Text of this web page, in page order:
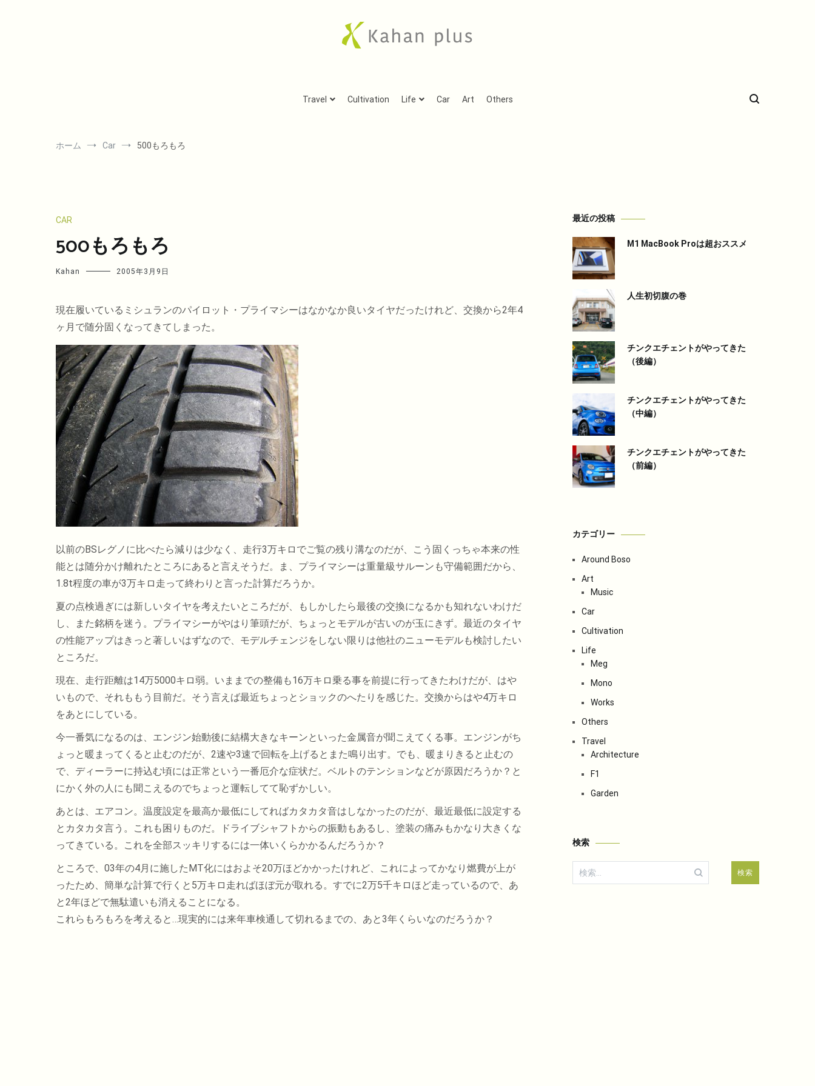
Travel
Cultivation Life Car Art Others
ホーム Car 500もろもろ
CAR
500もろもろ
Kahan 2005年3月9日
現在履いているミシュランのパイロット・プライマシーはなかなか良いタイヤだったけれど、交換から2年4
ヶ月で随分固くなってきてしまった。
以前のBSレグノに比べたら減りは少なく、走行3万キロでご覧の残り溝なのだが、こう固くっちゃ本来の性
能とは随分かけ離れたところにあると言えそうだ。ま、プライマシーは重量級サルーンも守備範囲だから、
1.8t程度の車が3万キロ走って終わりと言った計算だろうか。
夏の点検過ぎには新しいタイヤを考えたいところだが、もしかしたら最後の交換になるかも知れないわけだ
し、また銘柄を迷う。プライマシーがやはり筆頭だが、ちょっとモデルが古いのが玉にきず。最近のタイヤ
の性能アップはきっと著しいはずなので、モデルチェンジをしない限りは他社のニューモデルも検討したい
ところだ。
現在、走行距離は14万5000キロ弱。いままでの整備も16万キロ乗る事を前提に行ってきたわけだが、はや
いもので、それももう目前だ。そう言えば最近ちょっとショックのへたりを感じた。交換からはや4万キロ
をあとにしている。
今一番気になるのは、エンジン始動後に結構大きなキーンといった金属音が聞こえてくる事。エンジンがち
ょっと暖まってくると止むのだが、2速や3速で回転を上げるとまた鳴り出す。でも、暖まりきると止むの
で、ディーラーに持込む頃には正常という一番厄介な症状だ。ベルトのテンションなどが原因だろうか？と
にかく外の人にも聞こえるのでちょっと運転してて恥ずかしい。
あとは、エアコン。温度設定を最高か最低にしてればカタカタ音はしなかったのだが、最近最低に設定する
とカタカタ言う。これも困りものだ。ドライブシャフトからの振動もあるし、塗装の痛みもかなり大きくな
ってきている。これを全部スッキリするには一体いくらかかるんだろうか？
ところで、03年の4月に施したMT化にはおよそ20万ほどかかったけれど、これによってかなり燃費が上が
ったため、簡単な計算で行くと5万キロ走ればほぼ元が取れる。すでに2万5千キロほど走っているので、あ
と2年ほどで無駄遣いも消えることになる。
これらもろもろを考えると…現実的には来年車検通して切れるまでの、あと3年くらいなのだろうか？
最近の投稿
M1 MacBook Proは超おススメ
人生初切腹の巻
チンクエチェントがやってきた
（後編）
チンクエチェントがやってきた
（中編）
チンクエチェントがやってきた
（前編）
カテゴリー
Around Boso
Art
Music
Car
Cultivation
Life
Meg
Mono
Works
Others
Travel
Architecture
F1
Garden
検索
検
索: